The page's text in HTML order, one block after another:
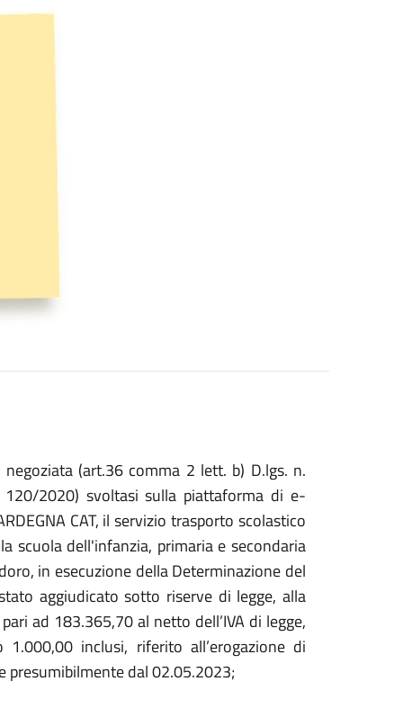
(art.36 comma 2 lett. b) D.lgs. n.
2020) svoltasi sulla piattaforma di e-
CAT, il servizio trasporto scolastico
scuola dell'infanzia, primaria e secondaria
in esecuzione della Determinazione del
aggiudicato sotto riserve di legge, alla
ad 183.365,70 al netto dell’IVA di legge,
inclusi, riferito all’erogazione di
presumibilmente dal 02.05.2023;